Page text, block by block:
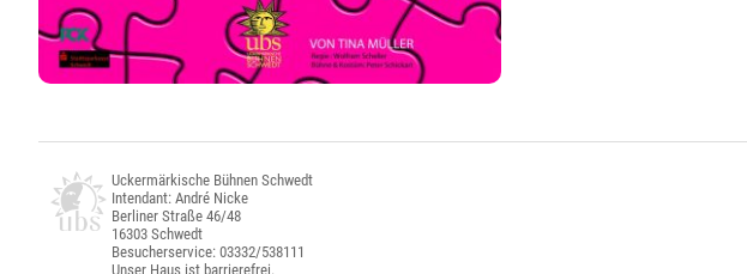
Uckermärkische Bühnen Schwedt
Intendant: André Nicke
Berliner Straße 46/48
16303 Schwedt
Besucherservice: 03332/538111
Unser Haus ist barrierefrei.